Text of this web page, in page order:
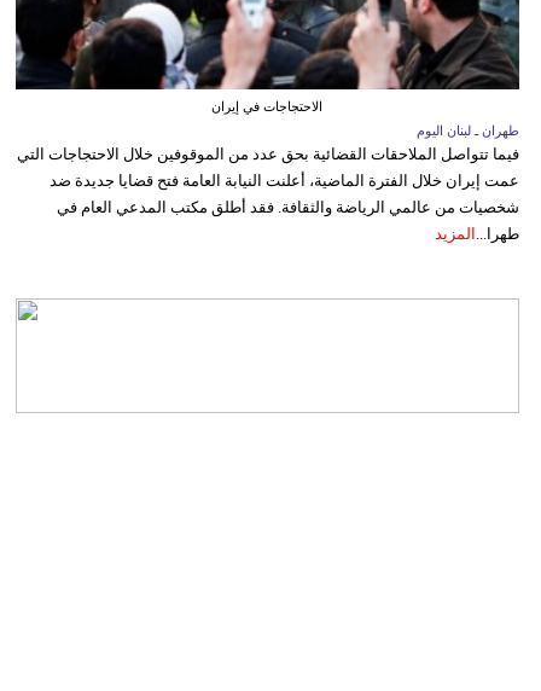
الاحتجاجات في إيران
طهران ـ لبنان اليوم
فيما تتواصل الملاحقات القضائية بحق عدد من الموقوفين خلال الاحتجاجات التي
عمت إيران خلال الفترة الماضية، أعلنت النيابة العامة فتح قضايا جديدة ضد
شخصيات من عالمي الرياضة والثقافة. فقد أطلق مكتب المدعي العام في
طهرا... المزيد